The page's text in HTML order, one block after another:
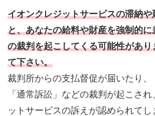
イオンクレジットサービスの滞納や
と、あなたの給料や財産を強制的
の裁判を起こしてくる可能性があ
て下さい。
裁判所からの支払督促が届いたり、
「通常訴訟」などの裁判が起こさ
ットサービスの訴えが認められて